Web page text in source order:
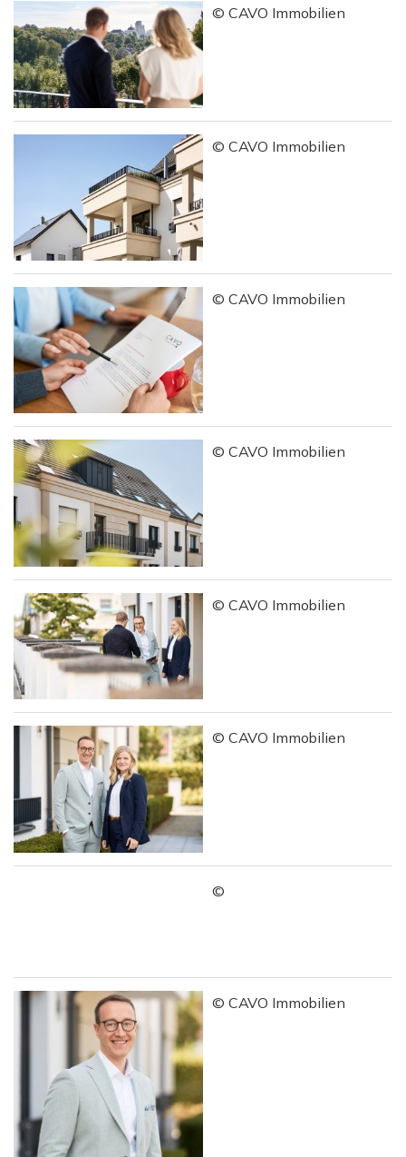
© CAVO Immobilien
© CAVO Immobilien
© CAVO Immobilien
© CAVO Immobilien
© CAVO Immobilien
© CAVO Immobilien
©
© CAVO Immobilien